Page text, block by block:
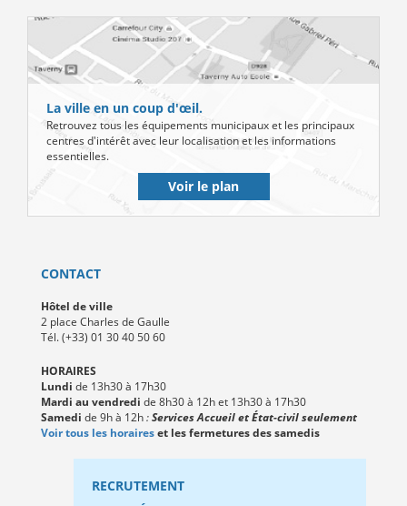
La ville en un coup d'œil.
Retrouvez tous les équipements municipaux et les principaux
centres d'intérêt avec leur localisation et les informations
essentielles.
Voir le plan
CONTACT
Hôtel de ville
2 place Charles de Gaulle
Tél. (+33) 01 30 40 50 60
HORAIRES
Lundi de 13h30 à 17h30
Mardi au vendredi de 8h30 à 12h et 13h30 à 17h30
Samedi de 9h à 12h:Services Accueil et État-civil seulement
Voir tous les horaireset les fermetures des samedis
RECRUTEMENT